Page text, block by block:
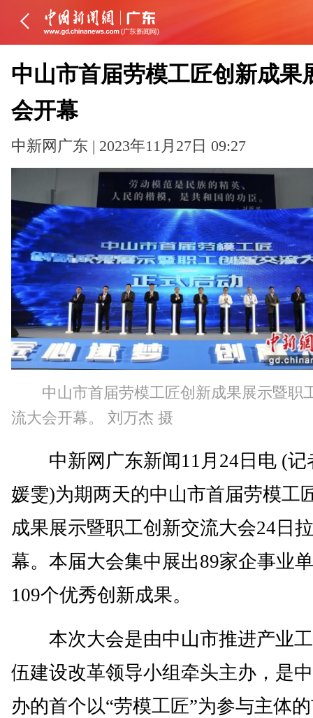
中山市首届劳模工匠创新成果
会开幕
中新网广东 | 2023年11月27日 09:27
中山市首届劳模工匠创新成果展示暨职
流大会开幕。 刘万杰 摄
中新网广东新闻11月24日电 (记
媛雯)为期两天的中山市首届劳模工
成果展示暨职工创新交流大会24日
幕。本届大会集中展出89家企事业
109个优秀创新成果。
本次大会是由中山市推进产业
伍建设改革领导小组牵头主办，是
办的首个以“劳模工匠”为参与主体